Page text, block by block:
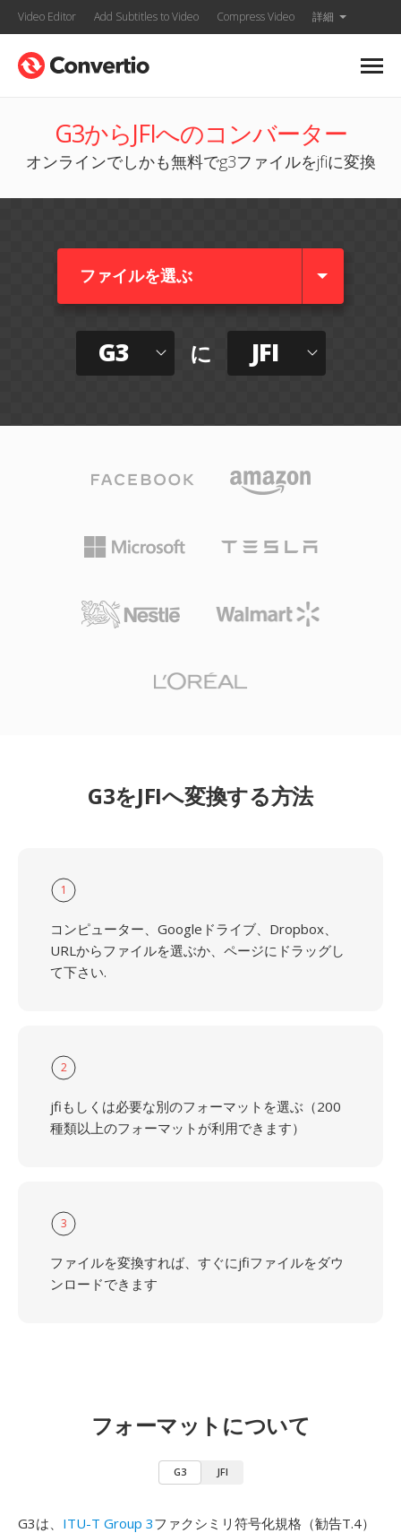
Video Editor Add Subtitles to Video Compress Video 詳細
G3からJFIへのコンバーター
オンラインでしかも無料でg3ファイルをjfiに変換
ファイルを選ぶ
G3 に JFI
G3をJFIへ変換する方法
1
コンピューター、Googleドライブ、Dropbox、
URLからファイルを選ぶか、ページにドラッグし
て下さい.
2
jfiもしくは必要な別のフォーマットを選ぶ（200
種類以上のフォーマットが利用できます）
3
ファイルを変換すれば、すぐにjfiファイルをダウ
ンロードできます
フォーマットについて
G3 JFI
G3は、 ITU-T Group 3ファクシミリ符号化規格（勧告T.4）